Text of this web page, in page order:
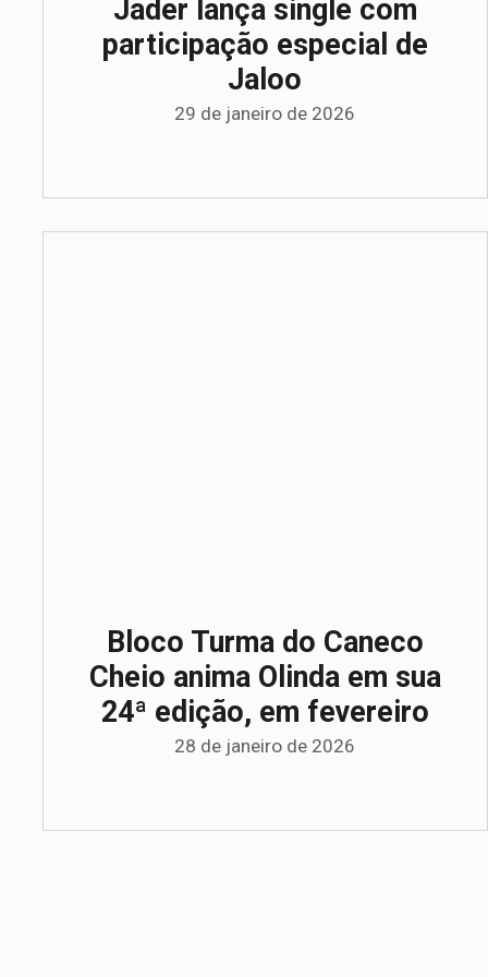
Jader lança single com
participação especial de
Jaloo
29 de janeiro de 2026
Bloco Turma do Caneco
Cheio anima Olinda em sua
24ª edição, em fevereiro
28 de janeiro de 2026